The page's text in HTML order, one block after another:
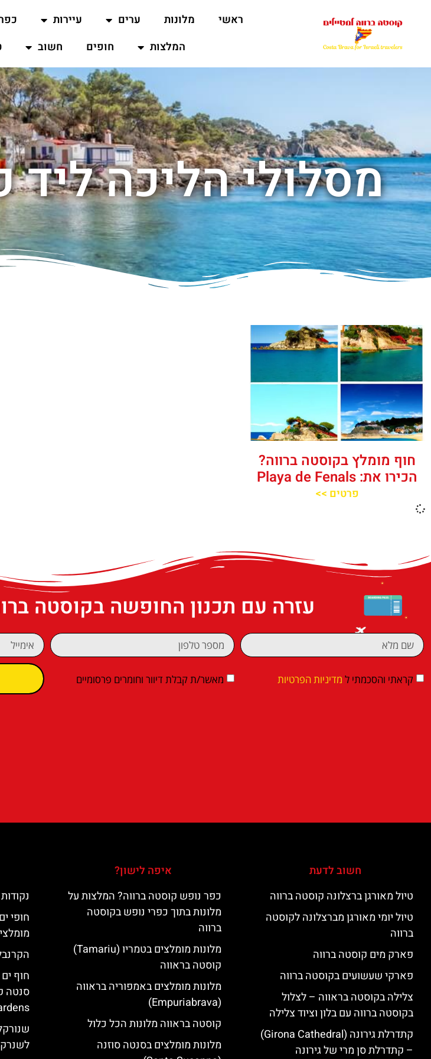
ראשי מלונות ערים עיירות
המלצות
חופים חשוב
מסלולי הליכה
חוף מומלץ בקוסטה ברווה?
הכירו את: Playa de Fenals‬‬
פרטים >>
עזרה עם תכנון החופשה בקוסטה
קראתי והסכמתי ל מדיניות הפרטיות מאשר/ת קבלת דיוור וחומרים פרסומיים
חשוב לדעת
טיול מאורגן ברצלונה קוסטה ברווה
טיול יומי מאורגן מברצלונה לקוסטה
ברווה
פארק מים קוסטה ברווה
פארקי שעשועים בקוסטה ברווה
צלילה בקוסטה בראווה – לצלול
בקוסטה ברווה עם בלון וציוד צלילה
קתדרלת גירונה (Girona Cathedral)
– קתדרלת סן מרי של גירונה
איפה לישון?
כפר נופש קוסטה ברווה? המלצות על
מלונות בתוך כפרי נופש בקוסטה
ברווה
מלונות מומלצים בטמריו (Tamariu)
קוסטה בראווה
מלונות מומלצים באמפוריה בראווה
(Empuriabrava)
קוסטה בראווה מלונות הכל כלול
מלונות מומלצים בסנטה סוזנה
חופי